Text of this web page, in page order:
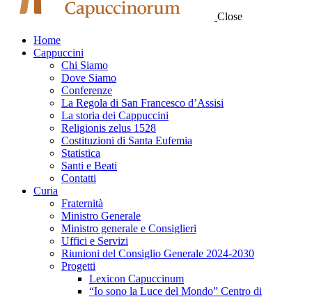
Close
Home
Cappuccini
Chi Siamo
Dove Siamo
Conferenze
La Regola di San Francesco d’Assisi
La storia dei Cappuccini
Religionis zelus 1528
Costituzioni di Santa Eufemia
Statistica
Santi e Beati
Contatti
Curia
Fraternità
Ministro Generale
Ministro generale e Consiglieri
Uffici e Servizi
Riunioni del Consiglio Generale 2024-2030
Progetti
Lexicon Capuccinum
“Io sono la Luce del Mondo” Centro di